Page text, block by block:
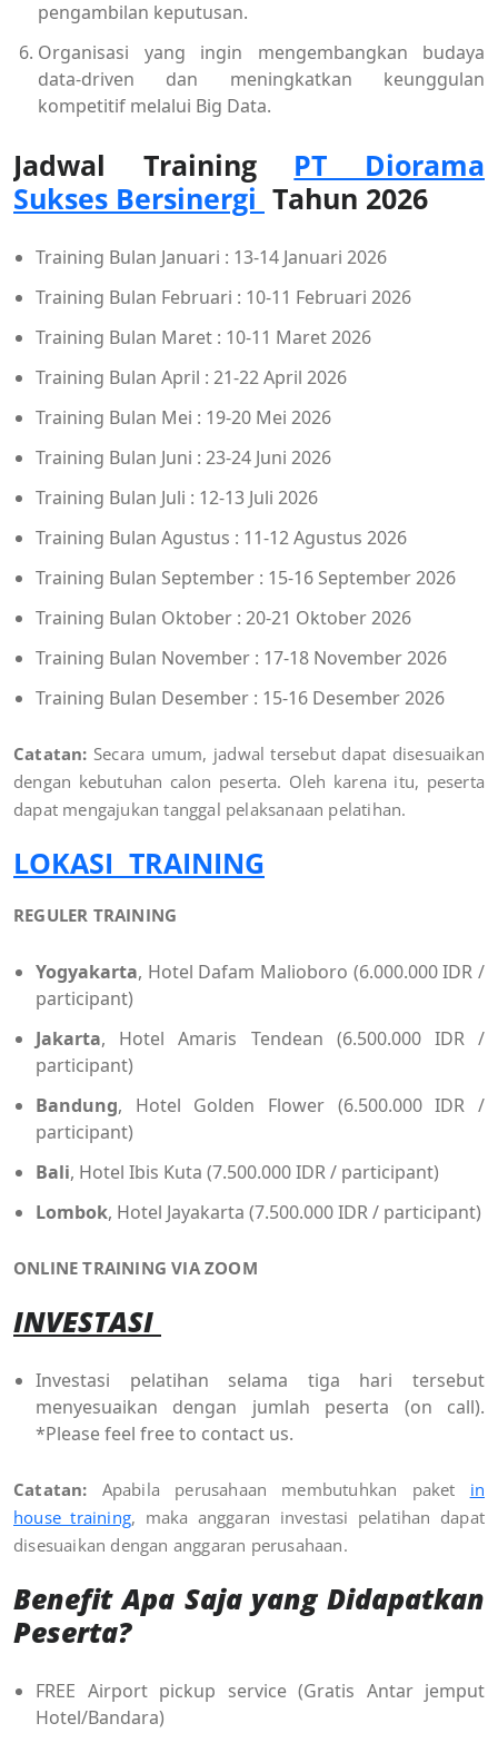
pengambilan keputusan.
Organisasi yang ingin mengembangkan budaya
data-driven dan meningkatkan keunggulan
kompetitif melalui Big Data.
Jadwal Training PT Diorama
Sukses Bersinergi Tahun 2026
Training Bulan Januari : 13-14 Januari 2026
Training Bulan Februari : 10-11 Februari 2026
Training Bulan Maret : 10-11 Maret 2026
Training Bulan April : 21-22 April 2026
Training Bulan Mei : 19-20 Mei 2026
Training Bulan Juni : 23-24 Juni 2026
Training Bulan Juli : 12-13 Juli 2026
Training Bulan Agustus : 11-12 Agustus 2026
Training Bulan September : 15-16 September 2026
Training Bulan Oktober : 20-21 Oktober 2026
Training Bulan November : 17-18 November 2026
Training Bulan Desember : 15-16 Desember 2026
Catatan: Secara umum, jadwal tersebut dapat disesuaikan
dengan kebutuhan calon peserta. Oleh karena itu, peserta
dapat mengajukan tanggal pelaksanaan pelatihan.
LOKASI TRAINING
REGULER TRAINING
Yogyakarta, Hotel Dafam Malioboro (6.000.000 IDR /
participant)
Jakarta, Hotel Amaris Tendean (6.500.000 IDR /
participant)
Bandung, Hotel Golden Flower (6.500.000 IDR /
participant)
Bali, Hotel Ibis Kuta (7.500.000 IDR / participant)
Lombok, Hotel Jayakarta (7.500.000 IDR / participant)
ONLINE TRAINING VIA ZOOM
INVESTASI
Investasi pelatihan selama tiga hari tersebut
menyesuaikan dengan jumlah peserta (on call).
*Please feel free to contact us.
Catatan: Apabila perusahaan membutuhkan paket in
house training, maka anggaran investasi pelatihan dapat
disesuaikan dengan anggaran perusahaan.
Benefit Apa Saja yang Didapatkan
Peserta?
FREE Airport pickup service (Gratis Antar jemput
Hotel/Bandara)